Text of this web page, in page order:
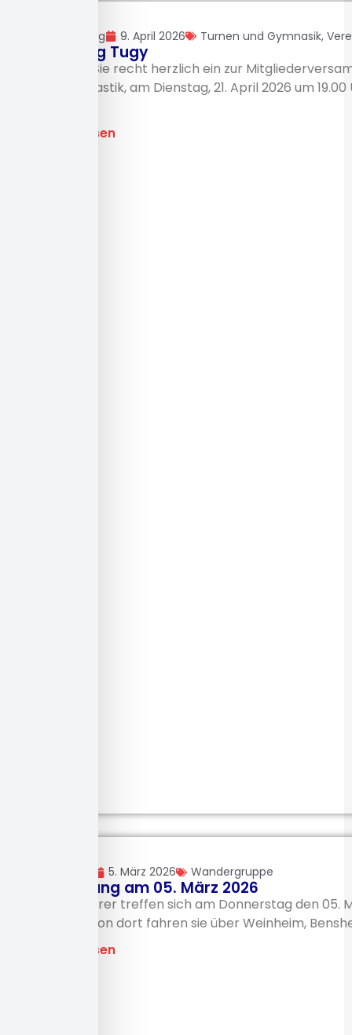
Uli Möhring 9. April 2026 Turnen und Gymnasik,
Einladung Tugy
Wir laden Sie recht herzlich ein zur
und Gymnastik, am Dienstag, 21. April 2026 um
Beitrag lesen
5. März 2026 Wandergruppe
Wanderung am 05. März 2026
Die Wanderer treffen sich am Donnerstag den 05.
Bahnhof. Von dort fahren sie über Weinheim,
Beitrag lesen